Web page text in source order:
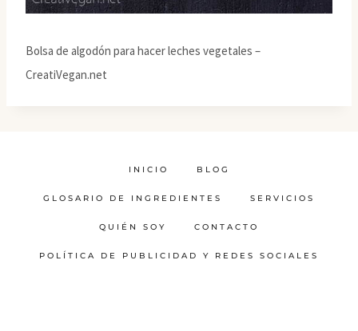
Bolsa de algodón para hacer leches vegetales –
CreatiVegan.net
INICIO BLOG
GLOSARIO DE INGREDIENTES SERVICIOS
QUIÉN SOY CONTACTO
POLÍTICA DE PUBLICIDAD Y REDES SOCIALES